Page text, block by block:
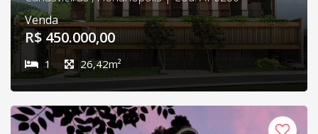
Venda
R$ 450.000,00
1 26,42m²